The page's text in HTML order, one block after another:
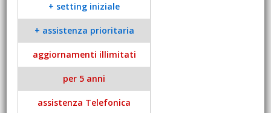
+ setting iniziale
+ assistenza prioritaria
aggiornamenti illimitati
per 5 anni
assistenza Telefonica